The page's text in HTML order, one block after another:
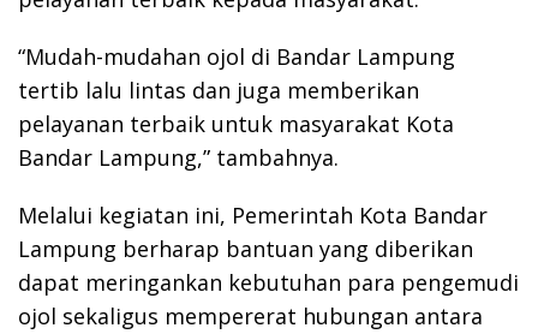
“Mudah-mudahan ojol di Bandar Lampung
tertib lalu lintas dan juga memberikan
pelayanan terbaik untuk masyarakat Kota
Bandar Lampung,” tambahnya.
Melalui kegiatan ini, Pemerintah Kota Bandar
Lampung berharap bantuan yang diberikan
dapat meringankan kebutuhan para pengemudi
ojol sekaligus mempererat hubungan antara